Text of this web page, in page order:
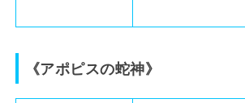
《アポピスの蛇神》